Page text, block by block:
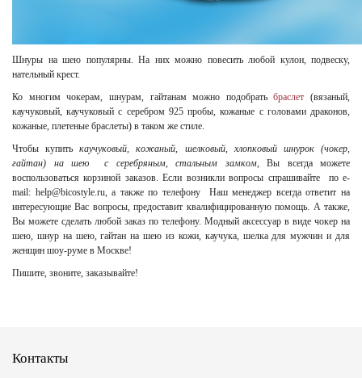
Шнуры на шею популярны. На них можно повесить любой кулон, подвеску,
нательный крест.
Ко многим чокерам, шнурам, гайтанам можно подобратьбраслет (вязаный,
каучуковый, каучуковый с серебром 925 пробы, кожаные с головами драконов,
кожаные, плетеные браслеты) в таком же стиле.
Чтобы купитькаучуковый, кожаный, шелковый, хлопковый шнурок (чокер,
гайтан) на шею с серебряным, стальным замком, Вы всегда можете
воспользоваться корзиной заказов. Если возникли вопросы спрашивайте по e-
mail: help@bicostyle.ru, а также по телефону Наш менеджер всегда ответит на
интересующие Вас вопросы, предоставит квалифицированную помощь. А также,
Вы можете сделать любой заказ по телефону. Модный аксессуар в виде чокер на
шею, шнур на шею, гайтан на шею из кожи, каучука, шелка для мужчин и для
женщин шоу-руме в Москве!
Пишите, звоните, заказывайте!
Контакты